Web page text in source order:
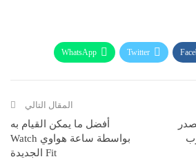
Twitter
WhatsApp
المقال التالي
أفضل ما يمكن القيام به
بواسطة ساعة هواوي Watch
Fit الجديدة